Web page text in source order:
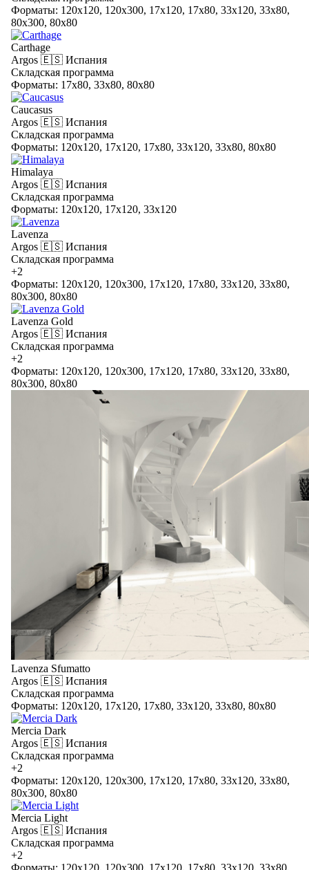
Форматы: 120x120, 120x300, 17x120, 17x80, 33x120, 33x80,
80x300, 80x80
Carthage
Argos 🇪🇸 Испания
Складская программа
Форматы: 17x80, 33x80, 80x80
Caucasus
Argos 🇪🇸 Испания
Складская программа
Форматы: 120x120, 17x120, 17x80, 33x120, 33x80, 80x80
Himalaya
Argos 🇪🇸 Испания
Складская программа
Форматы: 120x120, 17x120, 33x120
Lavenza
Argos 🇪🇸 Испания
Складская программа
+2
Форматы: 120x120, 120x300, 17x120, 17x80, 33x120, 33x80,
80x300, 80x80
Lavenza Gold
Argos 🇪🇸 Испания
Складская программа
+2
Форматы: 120x120, 120x300, 17x120, 17x80, 33x120, 33x80,
80x300, 80x80
Lavenza Sfumatto
Argos 🇪🇸 Испания
Складская программа
Форматы: 120x120, 17x120, 17x80, 33x120, 33x80, 80x80
Mercia Dark
Argos 🇪🇸 Испания
Складская программа
+2
Форматы: 120x120, 120x300, 17x120, 17x80, 33x120, 33x80,
80x300, 80x80
Mercia Light
Argos 🇪🇸 Испания
Складская программа
+2